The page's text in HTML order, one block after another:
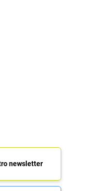
newsletter